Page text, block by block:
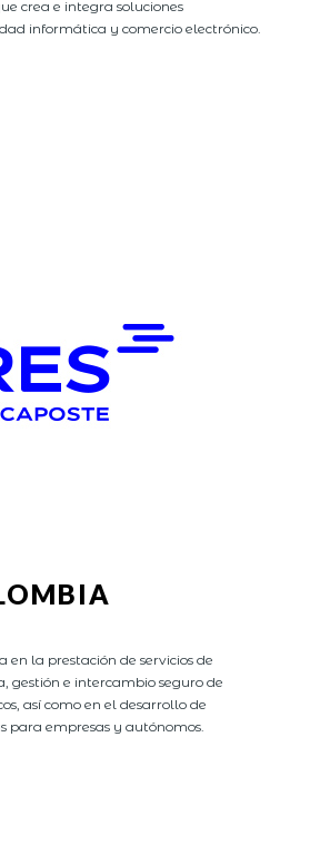
crea e integra soluciones
informática y comercio electrónico.
en la prestación de servicios de
gestión e intercambio seguro de
así como en el desarrollo de
para empresas y autónomos.